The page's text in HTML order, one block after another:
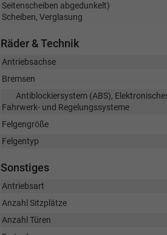
Seitenscheiben abgedunkelt)
Scheiben, Verglasung
Räder & Technik
Antriebsachse
Bremsen
Antiblockiersystem (ABS),
Fahrwerk- und Regelungssysteme
Felgengröße
Felgentyp
Sonstiges
Antriebsart
Anzahl Sitzplätze
Anzahl Türen